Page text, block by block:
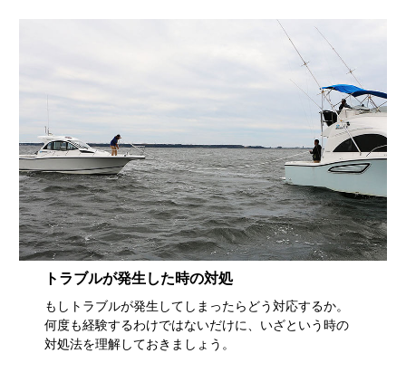
トラブルが発生した時の対処
もしトラブルが発生してしまったらどう対応するか。
何度も経験するわけではないだけに、いざという時の
対処法を理解しておきましょう。